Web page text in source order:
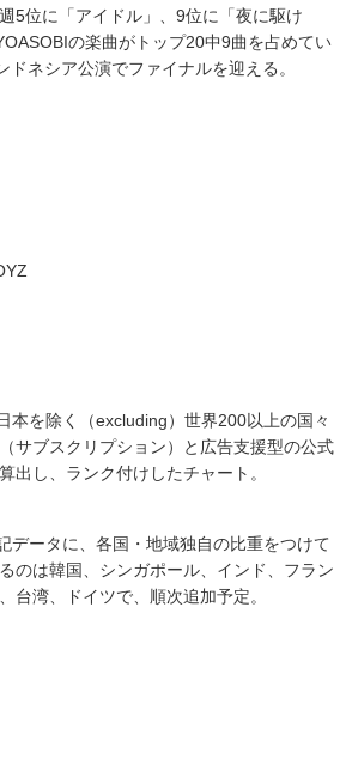
5位に「アイドル」、9位に「夜に駆け
の楽曲がトップ20中9曲を占めてい
ネシア公演でファイナルを迎える。
本を除く（excluding）世界200以上の国々
サブスクリプション）と広告支援型の公式
出し、ランク付けしたチャート。
データに、各国・地域独自の比重をつけて
のは韓国、シンガポール、インド、フラン
台湾、ドイツで、順次追加予定。